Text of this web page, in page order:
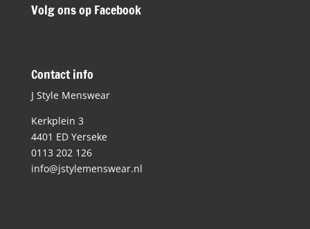
Volg ons op Facebook
Contact info
J Style Menswear
Kerkplein 3
4401 ED Yerseke
0113 202 126
info@jstylemenswear.nl